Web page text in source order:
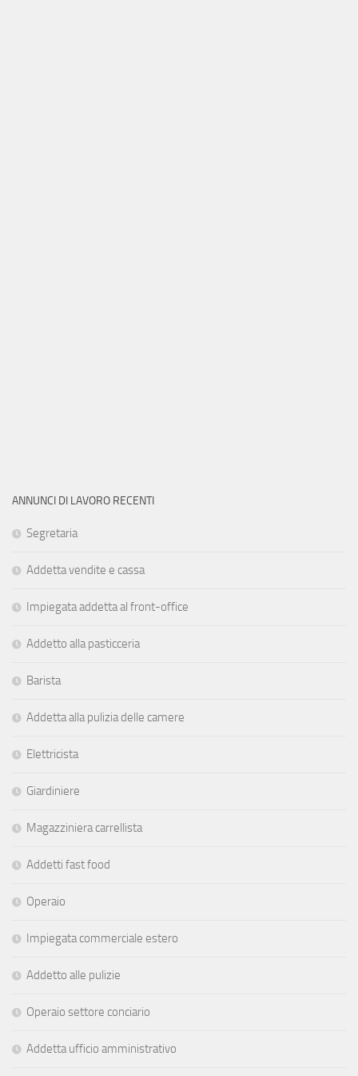
ANNUNCI DI LAVORO RECENTI
Segretaria
Addetta vendite e cassa
Impiegata addetta al front-office
Addetto alla pasticceria
Barista
Addetta alla pulizia delle camere
Elettricista
Giardiniere
Magazziniera carrellista
Addetti fast food
Operaio
Impiegata commerciale estero
Addetto alle pulizie
Operaio settore conciario
Addetta ufficio amministrativo